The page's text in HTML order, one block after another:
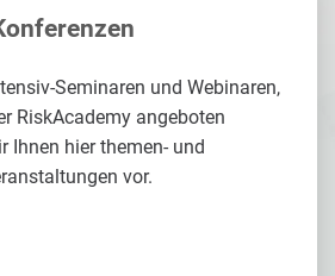
Seminaren und Webinaren,
RiskAcademy angeboten
Ihnen hier themen- und
vor.